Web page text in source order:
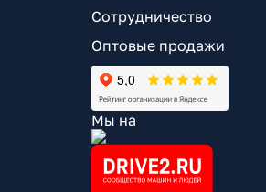
Сотрудничество
Оптовые продажи
Мы на